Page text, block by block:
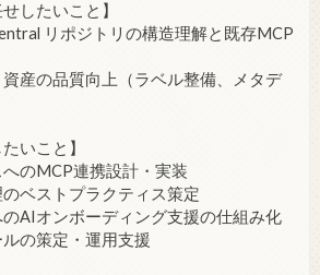
したいこと】
リポジトリの構造理解と既存MCP
資産の品質向上（ラベル整備、メタデ
いこと】
へのMCP連携設計・実装
のベストプラクティス策定
のAIオンボーディング支援の仕組み化
の策定・運用支援